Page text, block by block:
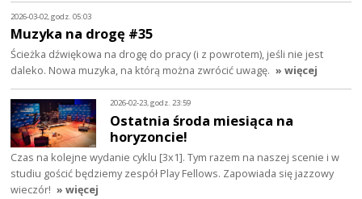
2026-03-02, godz. 05:03
Muzyka na drogę #35
Ścieżka dźwiękowa na drogę do pracy (i z powrotem), jeśli nie jest
daleko. Nowa muzyka, na którą można zwrócić uwagę. » więcej
2026-02-23, godz. 23:59
Ostatnia środa miesiąca na
horyzoncie!
Czas na kolejne wydanie cyklu [3x1]. Tym razem na naszej scenie i w
studiu gościć będziemy zespół Play Fellows. Zapowiada się jazzowy
wieczór! » więcej